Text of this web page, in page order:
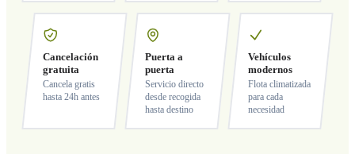
Cancelación
gratuita
Cancela gratis
hasta 24h antes
Puerta a
puerta
Servicio directo
desde recogida
hasta destino
Vehículos
modernos
Flota climatizada
para cada
necesidad